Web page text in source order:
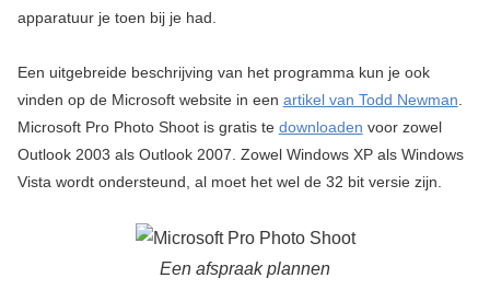
apparatuur je toen bij je had.
Een uitgebreide beschrijving van het programma kun je ook
vinden op de Microsoft website in een artikel van Todd Newman
Microsoft Pro Photo Shoot is gratis te downloaden voor zowel
Outlook 2003 als Outlook 2007. Zowel Windows XP als Windows
Vista wordt ondersteund, al moet het wel de 32 bit versie zijn.
Een afspraak plannen